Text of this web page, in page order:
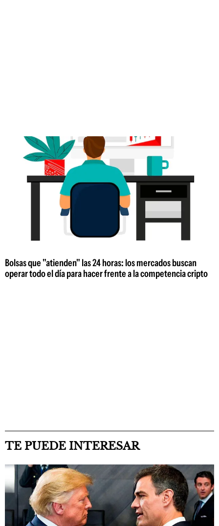
Bolsas que "atienden" las 24 horas: los mercados buscan
operar todo el día para hacer frente a la competencia cripto
TE PUEDE INTERESAR